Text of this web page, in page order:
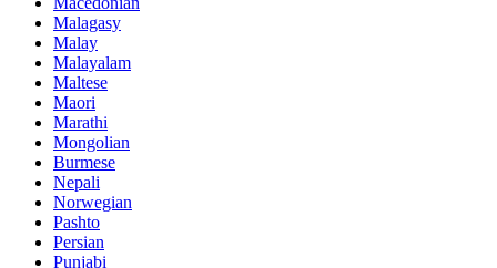
Malagasy
Malay
Malayalam
Maltese
Maori
Marathi
Mongolian
Burmese
Nepali
Norwegian
Pashto
Persian
Punjabi